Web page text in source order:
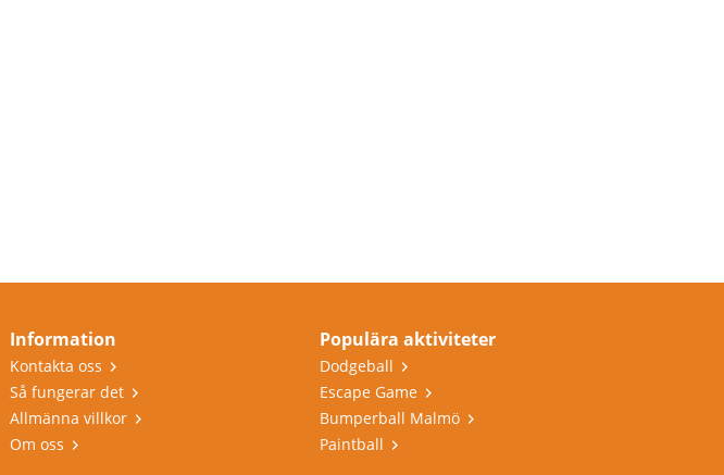
Information
Kontakta oss
Så fungerar det
Allmänna villkor
Om oss
Populära aktiviteter
Dodgeball
Escape Game
Bumperball Malmö
Paintball